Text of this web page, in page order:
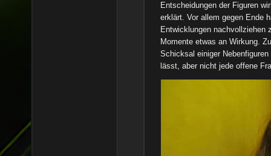
Entscheidungen der Figuren
erklärt. Vor allem gegen Ende
Entwicklungen nachvollziehen
Momente etwas an Wirkung.
Schicksal einiger
lässt, aber nicht jede offene